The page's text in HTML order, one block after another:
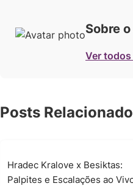
Sobre
Ver
Posts
Hradec Kralove x Besiktas:
Palpites e Escalações ao